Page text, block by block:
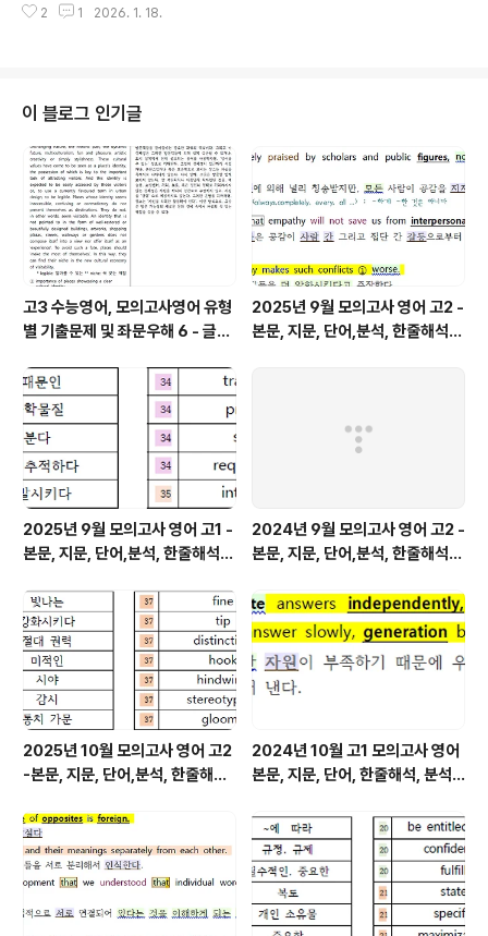
는 유형 중의 하나입니다우리가 자신의 감정을 정리하려면 당연히 비슷한 표현
향으로 가야 할지 확신하지 못하고 있는 상황입니다. 이에 지문에 uncertain, u
msure, awkwardly (노란색 형광펜) 등의 표현이 있습니다 따라서 가장 적
절..
2 1 2026. 1. 18.
이 블로그 인기글
고3 수능영어, 모의고사영어 유형
별 기출문제 및 좌문우해 6 - 글의
2025년 9월 모의고사 영어 고2 -
본문, 지문, 단어,분석, 한줄해석,
2025년 9월 모의고사 영어 고1 -
본문, 지문, 단어,분석, 한줄해석,
2024년 9월 모의고사 영어 고2 -
본문, 지문, 단어,분석, 한줄해석,
2025년 10월 모의고사 영어 고2
-본문, 지문, 단어,분석, 한줄해석,
2024년 10월 고1 모의고사 영어
본문, 지문, 단어, 한줄해석, 분석